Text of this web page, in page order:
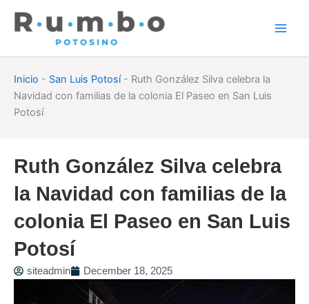
Inicio - San Luis Potosí- Ruth González Silva celebra la
Navidad con familias de la colonia El Paseo en San Luis
Potosí
Ruth González Silva celebra
la Navidad con familias de la
colonia El Paseo en San Luis
Potosí
siteadmin December 18, 2025